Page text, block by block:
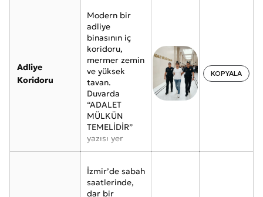
şekilde,
yanımda iki
polis memuru
kıyafetli insan,
ellerim
kelepçe ile
bağlı, polis
memur
kıyafetli iki
adam
kollarıma
girmiş
yanımda
üzerimde
siyah gömlek,
üniformalı iki
erkek,
kollarımdan
tutarak beni
yürütüyor.
Ellerim önden
metal
kelepçeli.
Üzerimde
koyu gri
kapüşonlu
sweatshirt,
siyah kot
siyah spor
ayakkabı var.
Yüzüm
Adliye
Koridoru
Modern bir
adliye
binasının iç
koridoru,
mermer zemin
ve yüksek
tavan.
Duvarda
“ADALET
MÜLKÜN
TEMELİDİR”
yazısı yer
alıyor.
solumda polis
üniformalı iki
görevli beni
KOPYALA
İzmir’de sabah
saatlerinde,
dar bir